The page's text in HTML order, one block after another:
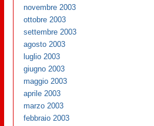
novembre 2003
ottobre 2003
settembre 2003
agosto 2003
luglio 2003
giugno 2003
maggio 2003
aprile 2003
marzo 2003
febbraio 2003